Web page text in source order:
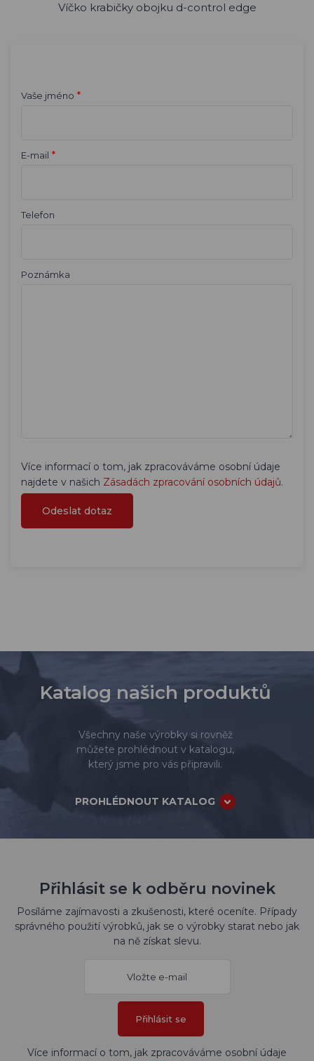
Víčko krabičky obojku d-control edge
Vaše jméno *
E-mail *
Telefon
Poznámka
Více informací o tom, jak zpracováváme osobní údaje
najdete v našich Zásadách zpracování osobních údajů.
Katalog našich produktů
Všechny naše výrobky si rovněž
můžete prohlédnout v katalogu,
který jsme pro vás připravili.
PROHLÉDNOUT KATALOG
Přihlásit se k odběru novinek
Posíláme zajímavosti a zkušenosti, které oceníte. Případy
správného použití výrobků, jak se o výrobky starat nebo jak
na ně získat slevu.
Přihlásit se
Více informací o tom, jak zpracováváme osobní údaje